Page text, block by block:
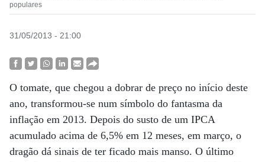
populares
31/05/2013 - 21:00
O tomate, que chegou a dobrar de preço no início deste
ano, transformou-se num símbolo do fantasma da
inflação em 2013. Depois do susto de um IPCA
acumulado acima de 6,5% em 12 meses, em março, o
dragão dá sinais de ter ficado mais manso. O último